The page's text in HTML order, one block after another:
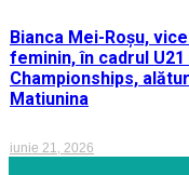
Bianca Mei-Roșu,
feminin, în cadrul
Championships,
Matiunina
iunie 21, 2026